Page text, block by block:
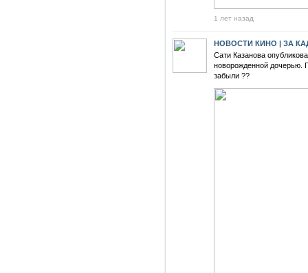
1 лет назад
НОВОСТИ КИНО | ЗА
Сати Казанова
новорожденной дочерью.
забыли ??